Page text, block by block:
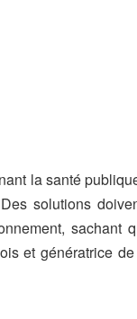
la santé
solutions
sachant
et génératrice